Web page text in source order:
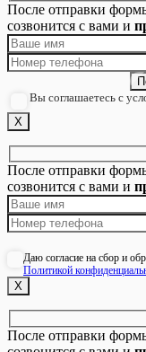
После отправки
созвонится с вами и
Вы соглашаетесь с
Х
После отправки
созвонится с вами и
Даю согласие на сбор и
Политикой
Х
После отправки